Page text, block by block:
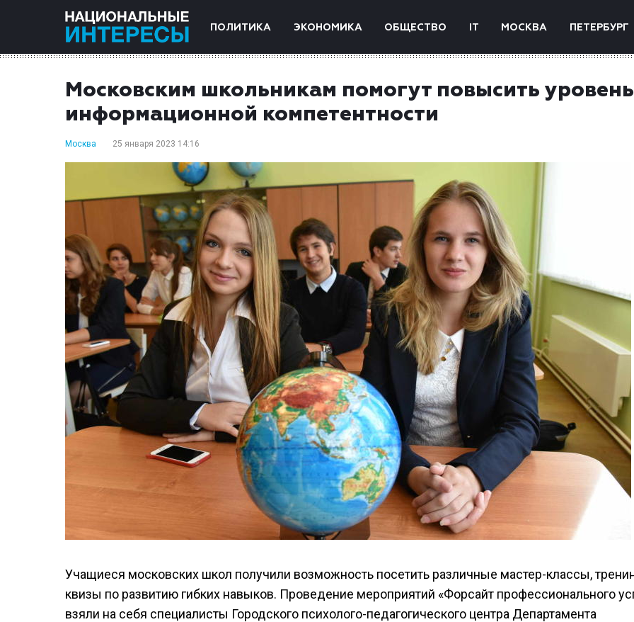
ПОЛИТИКА ЭКОНОМИКА ОБЩЕСТВО IT МОСКВА ПЕТЕРБУРГ
Московским школьникам помогут повысить уровень
информационной компетентности
Москва 25 января 2023 14:16
Учащиеся московских школ получили возможность посетить различные мастер-классы,
квизы по развитию гибких навыков. Проведение мероприятий «Форсайт профессионального
взяли на себя специалисты Городского психолого-педагогического центра Департамента